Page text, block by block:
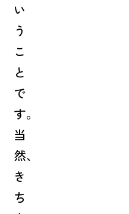
い
う
こ
と
で
す。
当
然、
き
ち